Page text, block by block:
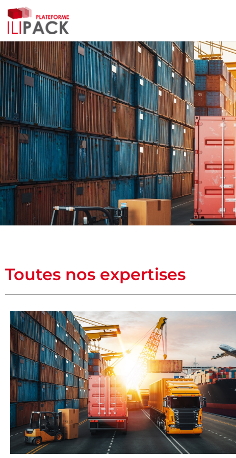
Toutes nos expertises